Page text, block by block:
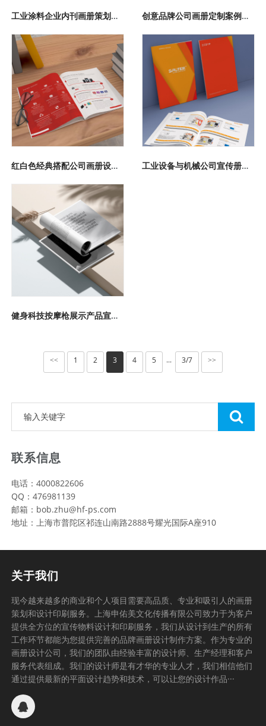
工业涂料企业内刊画册策划设计印刷案例 创意品牌公司画册定制案例鉴赏
红白色经典搭配公司画册设计报价定制案例 工业设备与机械公司宣传册设计与制作案例鉴赏
健身科技按摩枪展示产品宣传画册设计案例鉴赏
<< 1 2 3 4 5 ··· 3/7 >>
联系信息
电话：4000822606
QQ：476981139
邮箱：bob.zhu@hf-ps.com
地址：上海市普陀区祁连山南路2888号耀光国际A座910
关于我们
现今越来越多的商业和个人项目需要高品质、专业和吸引人的画册
策划和设计印刷服务。上海申佑美文化传播有限公司致力于为客户
提供全方位的宣传物料设计和印刷服务，我们从设计到生产的所有
工作环节都能为您提供完善的品牌画册设计制作方案。作为专业的
画册设计公司，我们的团队由经验丰富的设计师、生产经理和客户
服务代表组成。我们的设计师是有才华的专业人才，我们相信他们
通过提供最新的平面设计趋势和技术，可以让您的设计作品···